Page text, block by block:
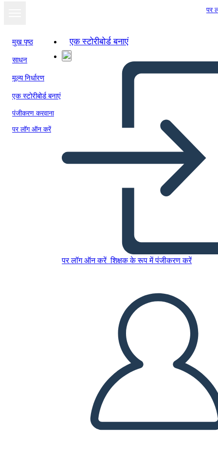
पर
मुख पृष्ठ
साधन
मूल्य निर्धारण
एक स्टोरीबोर्ड बनाएं
पंजीकरण करवाना
पर लॉग ऑन करें
एक स्टोरीबोर्ड बनाएं
पर लॉग ऑन करें शिक्षक के रूप में पंजीकरण करें
Describir las necesidades
nutricionales durante la
इस स्टोरीबोर्ड को कॉपी करें
स्टोरीबोर्ड बनाएं
स्लाइड शो चलाएं
मुझे पढ़कर सुनाओ
स्लाइड शो के रूप में
देखें